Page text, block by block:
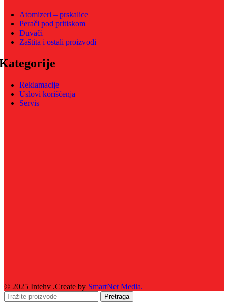
Atomizeri – prskalice
Perači pod pritiskom
Duvači
Zaštita i ostali proizvodi
Reklamacije
Uslovi korišćenja
Servis
© 2025 Intehv .Create by SmartNet Media.
Pretraga